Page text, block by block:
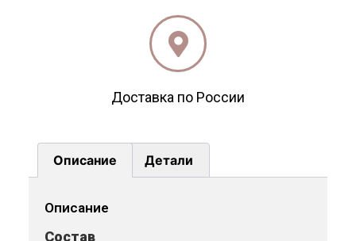
Доставка по России
Описание Детали
Описание
Состав